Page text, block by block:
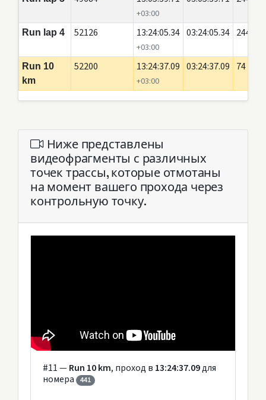
+03:00
Run lap 4 52126 13:24:05.34
+03:00
03:24:05.34 2442
Run 10
km
52200 13:24:37.09
+03:00
03:24:37.09 74
Ниже представлены
видеофрагменты с различных
точек трассы, которые отмотаны
на момент вашего прохода через
контрольную точку.
#11 —Run 10 km, проход в 13:24:37.09для
номера
441